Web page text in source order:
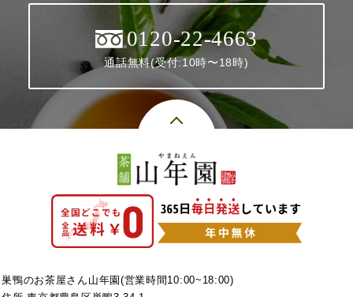
0120-22-4663
通話無料(受付:10時〜18時)
巣鴨のお茶屋さん山年園(営業時間10:00~18:00)